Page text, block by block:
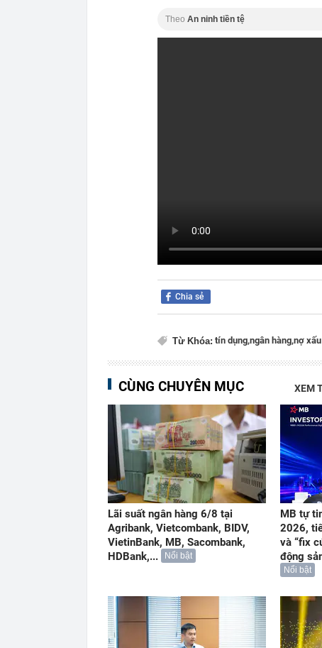
Theo An ninh tiền tệ
Chia sẻ
Từ Khóa: tín dụng,ngân hàng,nợ xấu
CÙNG CHUYÊN MỤC XEM
Lãi suất ngân hàng 6/8 tại
Agribank, Vietcombank, BIDV,
VietinBank, MB, Sacombank,
HDBank,...
Nổi bật
MB tự
2026,
và “fix
động
Nổi bật